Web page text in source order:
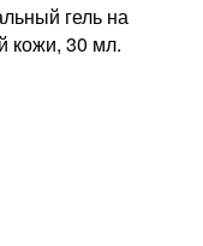
гель на
кожи, 30 мл.